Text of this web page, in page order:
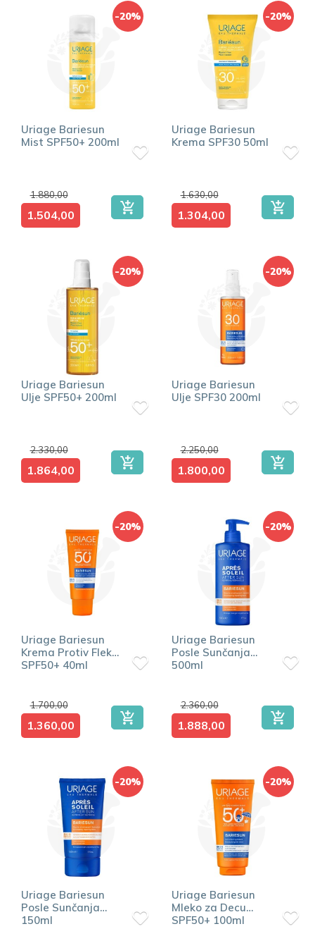
-20%
Uriage Bariesun
Mist SPF50+ 200ml
1.880,00
1.504,00
-20%
Uriage Bariesun
Krema SPF30 50ml
1.630,00
1.304,00
-20%
Uriage Bariesun
Ulje SPF50+ 200ml
2.330,00
1.864,00
-20%
Uriage Bariesun
Ulje SPF30 200ml
2.250,00
1.800,00
-20%
Uriage Bariesun
Krema Protiv Fleka
SPF50+ 40ml
1.700,00
1.360,00
-20%
Uriage Bariesun
Posle Sunčanja
500ml
2.360,00
1.888,00
-20%
Uriage Bariesun
Posle Sunčanja
150ml
-20%
Uriage Bariesun
Mleko za Decu
SPF50+ 100ml